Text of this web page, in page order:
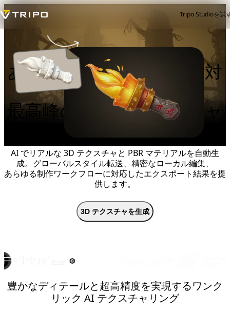
Tripo Studioを試
あらゆるワークフローに対
応する、
最高峰の AI 3D テクスチャ
AI でリアルな 3D テクスチャと PBR マテリアルを自動生
成。グローバルスタイル転送、精密なローカル編集、
あらゆる制作ワークフローに対応したエクスポート結果を提
供します。
3D テクスチャを生成
豊かなディテールと超高精度を実現するワンク
リック AI テクスチャリング